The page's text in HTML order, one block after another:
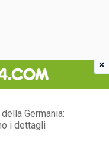
Germania:
i dettagli
×